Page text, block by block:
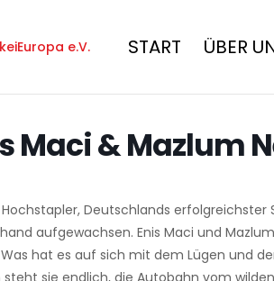
START ÜBER
Maci & Mazlum
Hochstapler, Deutschlands
aufgewachsen. Enis Maci und
hat es auf sich mit dem Lügen und
sie endlich, die Autobahn vom